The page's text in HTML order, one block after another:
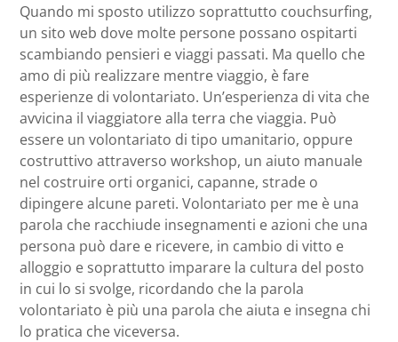
Quando mi sposto utilizzo soprattutto couchsurfing,
un sito web dove molte persone possano ospitarti
scambiando pensieri e viaggi passati. Ma quello che
amo di più realizzare mentre viaggio, è fare
esperienze di volontariato. Un’esperienza di vita che
avvicina il viaggiatore alla terra che viaggia. Può
essere un volontariato di tipo umanitario, oppure
costruttivo attraverso workshop, un aiuto manuale
nel costruire orti organici, capanne, strade o
dipingere alcune pareti. Volontariato per me è una
parola che racchiude insegnamenti e azioni che una
persona può dare e ricevere, in cambio di vitto e
alloggio e soprattutto imparare la cultura del posto
in cui lo si svolge, ricordando che la parola
volontariato è più una parola che aiuta e insegna chi
lo pratica che viceversa.